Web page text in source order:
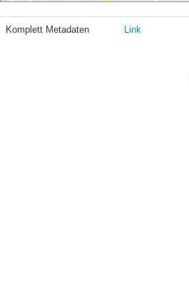
Komplett Metadaten Link